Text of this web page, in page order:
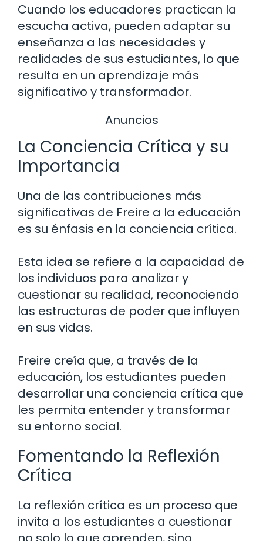
Cuando los educadores practican la
escucha activa, pueden adaptar su
enseñanza a las necesidades y
realidades de sus estudiantes, lo que
resulta en un aprendizaje más
significativo y transformador.
Anuncios
La Conciencia Crítica y su
Importancia
Una de las contribuciones más
significativas de Freire a la educación
es su énfasis en la conciencia crítica.
Esta idea se refiere a la capacidad de
los individuos para analizar y
cuestionar su realidad, reconociendo
las estructuras de poder que influyen
en sus vidas.
Freire creía que, a través de la
educación, los estudiantes pueden
desarrollar una conciencia crítica que
les permita entender y transformar
su entorno social.
Fomentando la Reflexión
Crítica
La reflexión crítica es un proceso que
invita a los estudiantes a cuestionar